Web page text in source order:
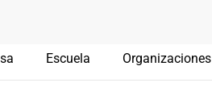
Escuela Organizaciones